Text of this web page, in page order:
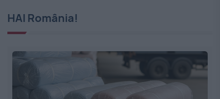
HAI România!